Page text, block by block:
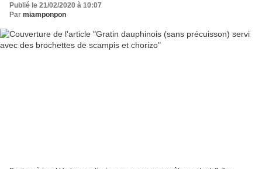
Publié le 21/02/2020 à 10:07
Par miamponpon